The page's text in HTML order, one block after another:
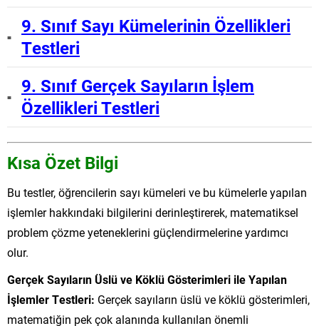
9. Sınıf Sayı Kümelerinin Özellikleri
Testleri
9. Sınıf Gerçek Sayıların İşlem
Özellikleri Testleri
Kısa Özet Bilgi
Bu testler, öğrencilerin sayı kümeleri ve bu kümelerle yapılan
işlemler hakkındaki bilgilerini derinleştirerek, matematiksel
problem çözme yeteneklerini güçlendirmelerine yardımcı
olur.
Gerçek Sayıların Üslü ve Köklü Gösterimleri ile Yapılan
İşlemler Testleri: Gerçek sayıların üslü ve köklü gösterimleri,
matematiğin pek çok alanında kullanılan önemli